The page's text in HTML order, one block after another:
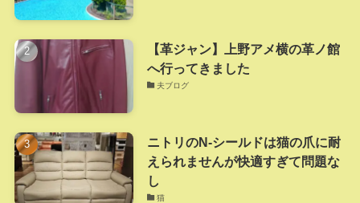
【革ジャン】上野アメ横の革ノ館
へ行ってきました
夫ブログ
ニトリのN-シールドは猫の爪に耐
えられませんが快適すぎて問題な
し
猫